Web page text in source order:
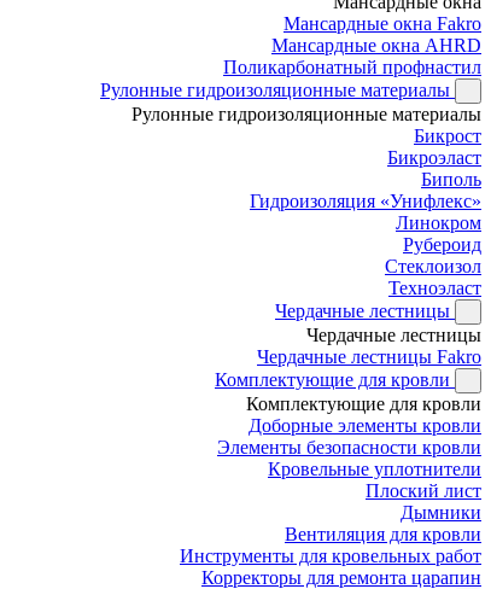
Мансардные окна Fakro
Мансардные окна AHRD
Поликарбонатный профнастил
Рулонные гидроизоляционные материалы
Рулонные гидроизоляционные материалы
Бикрост
Бикроэласт
Биполь
Гидроизоляция «Унифлекс»
Линокром
Рубероид
Стеклоизол
Техноэласт
Чердачные лестницы
Чердачные лестницы
Чердачные лестницы Fakro
Комплектующие для кровли
Комплектующие для кровли
Доборные элементы кровли
Элементы безопасности кровли
Кровельные уплотнители
Плоский лист
Дымники
Вентиляция для кровли
Инструменты для кровельных работ
Корректоры для ремонта царапин